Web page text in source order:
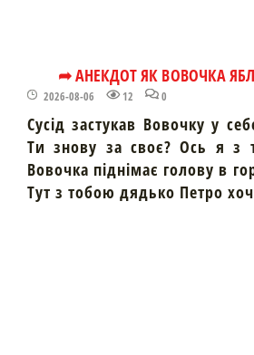
➦ АНЕКДОТ ЯК ВОВОЧКА
2026-08-06 12 0
Сусід застукав Вовочку у
Ти знову за своє? Ось я з
Вовочка піднімає голову в
Тут з тобою дядько Петро